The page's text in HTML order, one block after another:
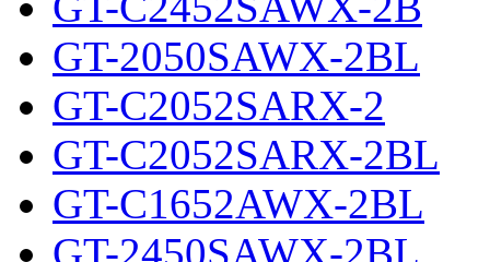
GT-2050SAWX-2BL
GT-C2052SARX-2
GT-C2052SARX-2BL
GT-C1652AWX-2BL